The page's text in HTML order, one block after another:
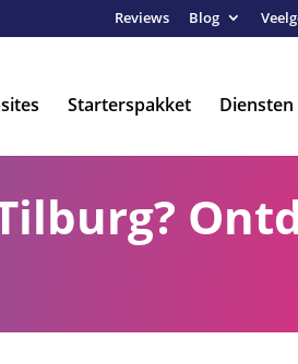
Reviews Blog
Starterspakket Diensten